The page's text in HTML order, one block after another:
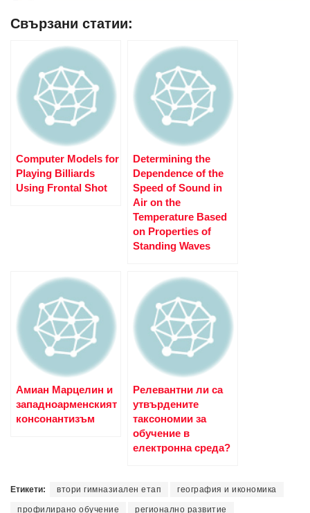
Свързани статии:
Computer Models for
Playing Billiards
Using Frontal Shot
Determining the
Dependence of the
Speed of Sound in
Air on the
Temperature Based
on Properties of
Standing Waves
Амиан Марцелин и
западноарменският
консонантизъм
Релевантни ли са
утвърдените
таксономии за
обучение в
електронна среда?
Етикети: втори гимназиален етап география и икономика
профилирано обучение регионално развитие